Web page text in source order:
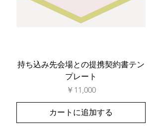
持ち込み先会場との提携契約書テン
プレート
価格
￥11,000
カートに追加する